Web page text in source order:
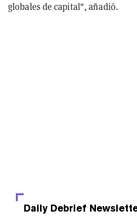
globales de capital", añadió.
Daily Debrief